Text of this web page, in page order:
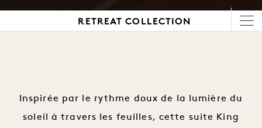
RETREAT COLLECTION
Inspirée par le rythme doux de la lumière du
soleil à travers les feuilles, cette suite King